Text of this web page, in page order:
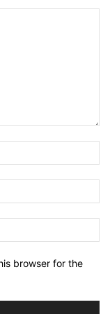
browser for the